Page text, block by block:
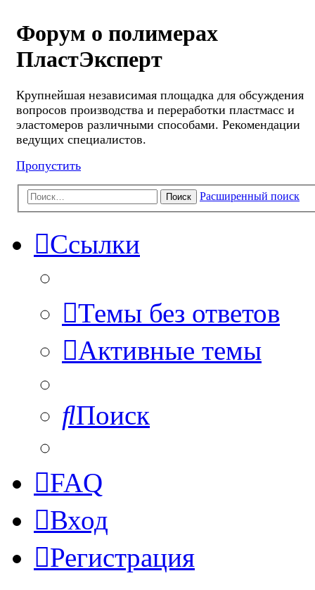
Форум о полимерах
ПластЭксперт
Крупнейшая независимая площадка для обсуждения
вопросов производства и переработки пластмасс и
эластомеров различными способами. Рекомендации
ведущих специалистов.
Пропустить
Поиск Расширенный поиск
Ссылки
Темы без ответов
Активные темы
Поиск
FAQ
Вход
Регистрация